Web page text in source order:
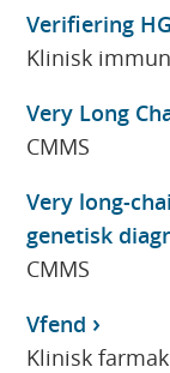
Verifiering
Klinisk
Very Long
CMMS
Very long-
genetisk
CMMS
Vfend
Klinisk